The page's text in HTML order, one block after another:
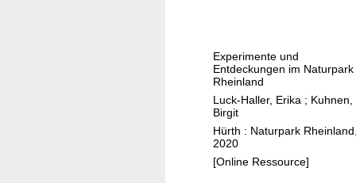
e
n
i
n
N
e
u
s
W
a
s
s
e
r
Experimente und
Entdeckungen im Naturpark
Rheinland
Luck-Haller, Erika ; Kuhnen,
Birgit
Hürth : Naturpark
2020
[Online Ressource]